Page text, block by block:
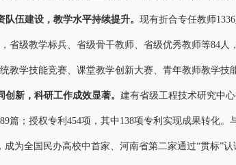
队伍建设，教学水平持续提升。 现有折合专任教师
省级教学标兵、省级骨干教师、省级优秀教师等84人
教学技能竞赛、课堂教学创新大赛、青年教师教学技
创新，科研工作成效显著。 建有省级工程技术研究中
篇；授权专利454项，其中138项专利实现成果转化
成为全国民办高校中首家、河南省第二家通过“贯标”